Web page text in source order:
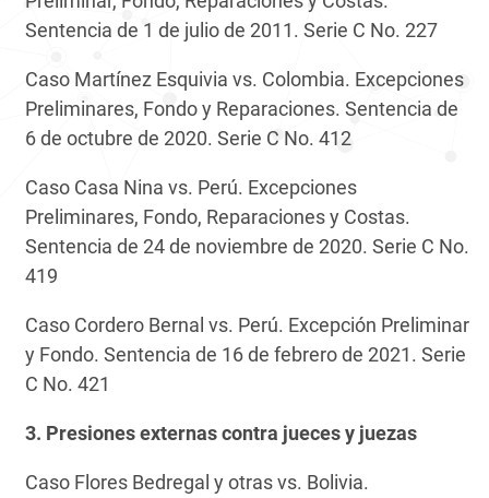
Sentencia de 1 de julio de 2011. Serie C No. 227
Caso Martínez Esquivia vs. Colombia. Excepciones
Preliminares, Fondo y Reparaciones. Sentencia de
6 de octubre de 2020. Serie C No. 412
Caso Casa Nina vs. Perú. Excepciones
Preliminares, Fondo, Reparaciones y Costas.
Sentencia de 24 de noviembre de 2020. Serie C No.
419
Caso Cordero Bernal vs. Perú. Excepción Preliminar
y Fondo. Sentencia de 16 de febrero de 2021. Serie
C No. 421
3. Presiones externas contra jueces y juezas
Caso Flores Bedregal y otras vs. Bolivia.